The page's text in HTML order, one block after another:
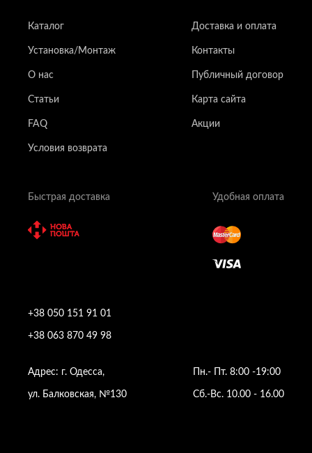
+38 050 151 91 01
+38 063 870 49 98
Пн.- Пт. 8:00 -19:00
Сб.-Вс. 10.00 - 16.00
Адрес: г. Одесса,
ул. Балковская, №130
Каталог Доставка и оплата
Установка/Монтаж Контакты
О нас Публичный договор
Статьи Карта сайта
FAQ Акции
Условия возврата
Быстрая доставка Удобная оплата